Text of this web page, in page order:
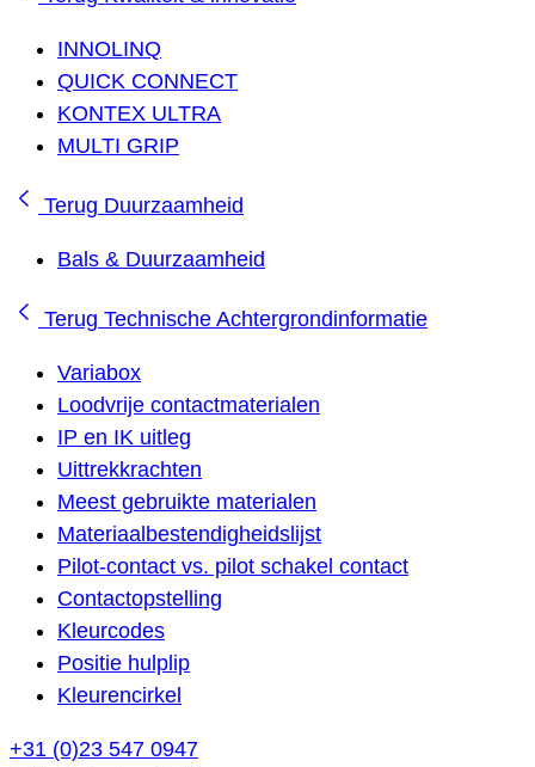
INNOLINQ
QUICK CONNECT
KONTEX ULTRA
MULTI GRIP
Terug Duurzaamheid
Bals & Duurzaamheid
Terug Technische Achtergrondinformatie
Variabox
Loodvrije contactmaterialen
IP en IK uitleg
Uittrekkrachten
Meest gebruikte materialen
Materiaalbestendigheidslijst
Pilot-contact vs. pilot schakel contact
Contactopstelling
Kleurcodes
Positie hulplip
Kleurencirkel
+31 (0)23 547 0947